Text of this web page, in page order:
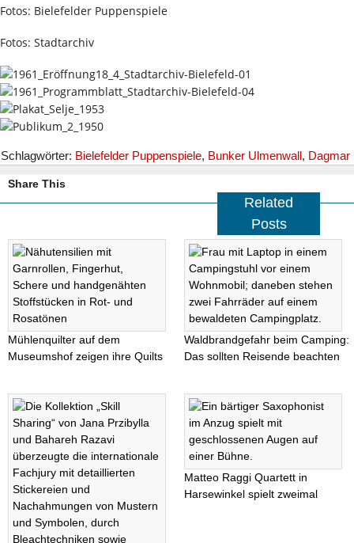
Fotos: Bielefelder Puppenspiele
Fotos: Stadtarchiv
Schlagwörter: Bielefelder Puppenspiele, Bunker Ulmenwall, Dagmar
Share This
Related
Posts
Mühlenquilter auf dem
Museumshof zeigen ihre Quilts
Waldbrandgefahr beim Camping:
Das sollten Reisende beachten
Matteo Raggi Quartett in
Harsewinkel spielt zweimal